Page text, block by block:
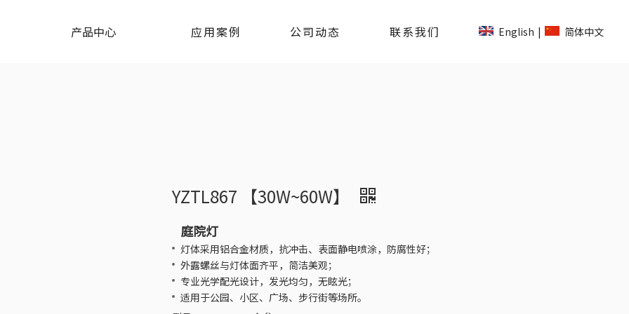
产品中心 应用案例 公司动态 联系我们 English | 简体中文
YZTL867 【30W~60W】
庭院灯
灯体采用铝合金材质，抗冲击、表面静电喷涂，防腐性好；
外露螺丝与灯体面齐平，简洁美观；
专业光学配光设计，发光均匀，无眩光；
适用于公园、小区、广场、步行街等场所。